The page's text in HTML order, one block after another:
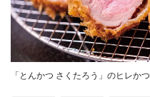
「とんかつ さくたろう」のヒレかつ